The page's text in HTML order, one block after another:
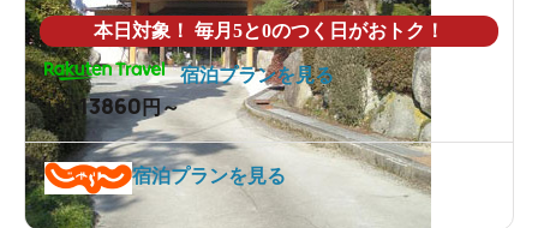
本日対象！ 毎月5と0のつく日がおトク！
1泊13860円～
宿泊プランを見る
宿泊プランを見る